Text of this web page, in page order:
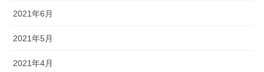
2021年6月
2021年5月
2021年4月